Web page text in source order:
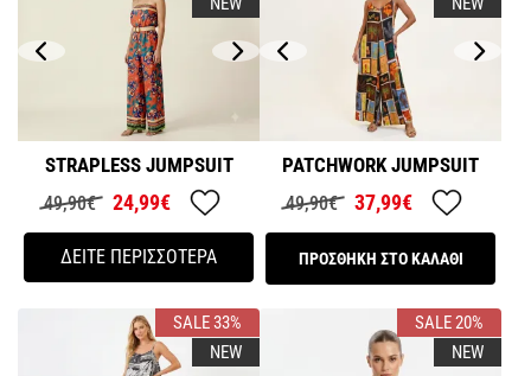
STRAPLESS JUMPSUIT
49,90€ 24,99€
ΔΕΙΤΕ ΠΕΡΙΣΣΟΤΕΡΑ
PATCHWORK JUMPSUIT
49,90€ 37,99€
ΠΡΟΣΘΗΚΗ ΣΤΟ ΚΑΛΑΘΙ
NEW
SALE 33%
NEW
SALE 20%